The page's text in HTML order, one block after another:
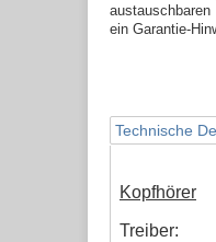
ein Garantie-
Technische
Kopfhörer
Treiber: